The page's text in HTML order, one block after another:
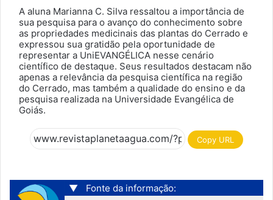
A aluna Marianna C. Silva ressaltou a importância de
sua pesquisa para o avanço do conhecimento sobre
as propriedades medicinais das plantas do Cerrado e
expressou sua gratidão pela oportunidade de
representar a UniEVANGÉLICA nesse cenário
científico de destaque. Seus resultados destacam não
apenas a relevância da pesquisa científica na região
do Cerrado, mas também a qualidade do ensino e da
pesquisa realizada na Universidade Evangélica de
Goiás.
Copy URL
▼
Fonte da informação: